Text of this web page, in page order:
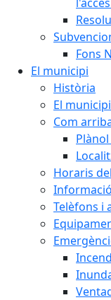
Fons
El municipi
Història
El
Com
Horaris
Telèfons i